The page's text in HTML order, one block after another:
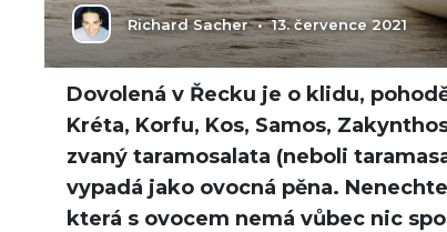
Richard Sacher•13. července 2021
Dovolená v Řecku je o klidu,
Kréta, Korfu, Kos, Samos,
zvaný taramosalata (neboli
vypadá jako ovocná pěna.
která s ovocem nemá vůbec nic